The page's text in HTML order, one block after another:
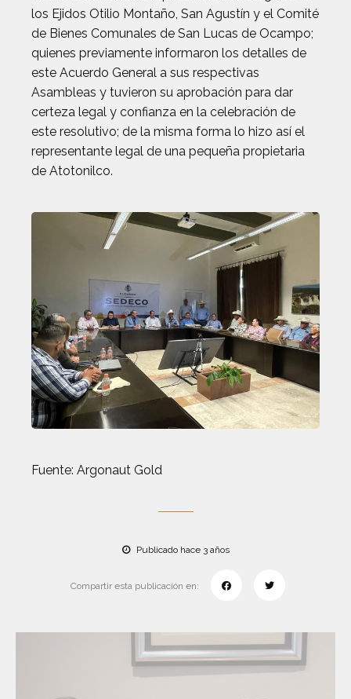
los Ejidos Otilio Montaño, San Agustín y el Comité
de Bienes Comunales de San Lucas de Ocampo;
quienes previamente informaron los detalles de
este Acuerdo General a sus respectivas
Asambleas y tuvieron su aprobación para dar
certeza legal y confianza en la celebración de
este resolutivo; de la misma forma lo hizo así el
representante legal de una pequeña propietaria
de Atotonilco.
Fuente: Argonaut Gold
Publicado hace 3 años
Compartir esta publicación en: